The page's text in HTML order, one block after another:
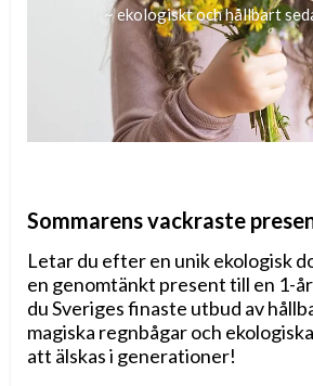
~ ekologiskt och hållbart
Sommarens vackraste
Letar du efter en unik ekologisk
en genomtänkt present till en 1-
du Sveriges finaste utbud av
magiska regnbågar och
att älskas i generationer!